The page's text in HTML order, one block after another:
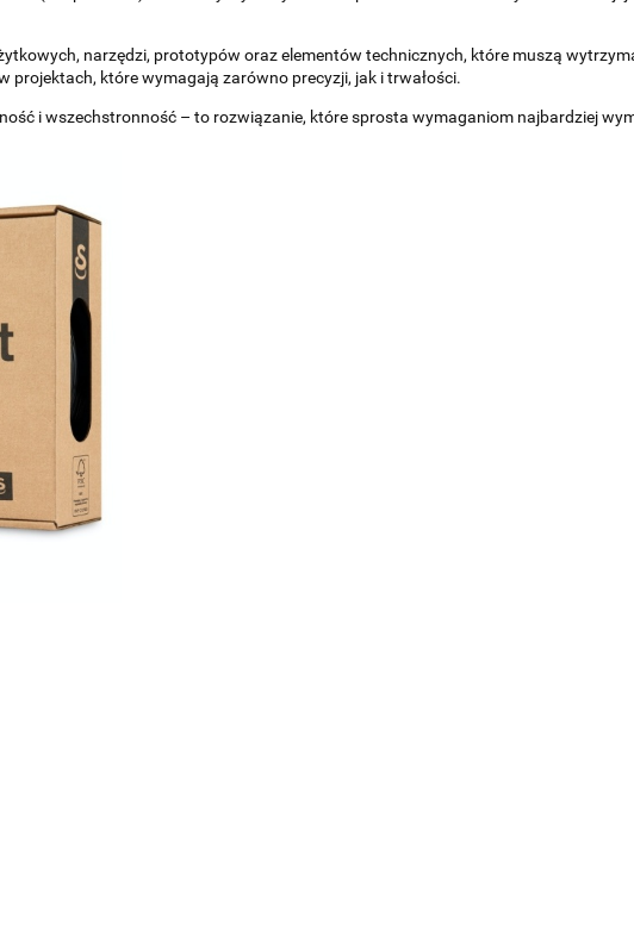
narzędzi, prototypów oraz elementów technicznych, które muszą
projektach, które wymagają zarówno precyzji, jak i trwałości.
i wszechstronność – to rozwiązanie, które sprosta wymaganiom najbardziej